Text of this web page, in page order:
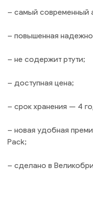
– самый современный
– повышенная
– не содержит ртути;
– доступная цена;
– срок хранения — 4
– новая удобная
Pack;
– сделано в